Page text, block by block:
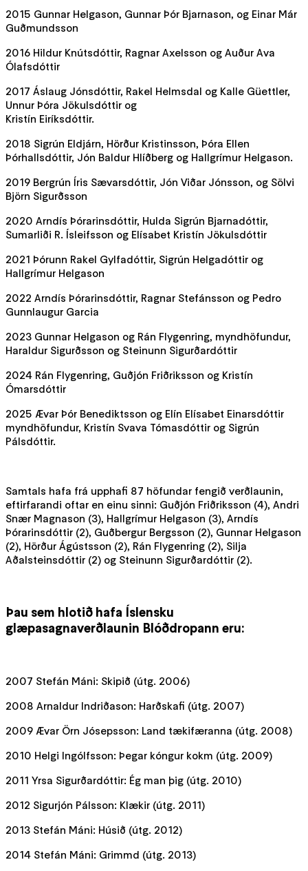
2015 Gunnar Helgason, Gunnar Þór Bjarnason, og Einar Már
Guðmundsson
2016 Hildur Knútsdóttir, Ragnar Axelsson og Auður Ava
Ólafsdóttir
2017 Áslaug Jónsdóttir, Rakel Helmsdal og Kalle Güettler,
Unnur Þóra Jökulsdóttir og
Kristín Eiríksdóttir.
2018 Sigrún Eldjárn, Hörður Kristinsson, Þóra Ellen
Þórhallsdóttir, Jón Baldur Hlíðberg og Hallgrímur Helgason.
2019 Bergrún Íris Sævarsdóttir, Jón Viðar Jónsson, og Sölvi
Björn Sigurðsson
2020 Arndís Þórarinsdóttir, Hulda Sigrún Bjarnadóttir,
Sumarliði R. Ísleifsson og Elísabet Kristín Jökulsdóttir
2021 Þórunn Rakel Gylfadóttir, Sigrún Helgadóttir og
Hallgrímur Helgason
2022 Arndís Þórarinsdóttir, Ragnar Stefánsson og Pedro
Gunnlaugur Garcia
2023 Gunnar Helgason og Rán Flygenring, myndhöfundur,
Haraldur Sigurðsson og Steinunn Sigurðardóttir
2024 Rán Flygenring, Guðjón Friðriksson og Kristín
Ómarsdóttir
2025 Ævar Þór Benediktsson og Elín Elísabet Einarsdóttir
myndhöfundur, Kristín Svava Tómasdóttir og Sigrún
Pálsdóttir.
Samtals hafa frá upphafi 87 höfundar fengið verðlaunin,
eftirfarandi oftar en einu sinni: Guðjón Friðriksson (4), Andri
Snær Magnason (3), Hallgrímur Helgason (3), Arndís
Þórarinsdóttir (2), Guðbergur Bergsson (2), Gunnar Helgason
(2), Hörður Ágústsson (2), Rán Flygenring (2), Silja
Aðalsteinsdóttir (2) og Steinunn Sigurðardóttir (2).
Þau sem hlotið hafa Íslensku
glæpasagnaverðlaunin Blóðdropann eru:
2007 Stefán Máni: Skipið (útg. 2006)
2008 Arnaldur Indriðason: Harðskafi (útg. 2007)
2009 Ævar Örn Jósepsson: Land tækifæranna (útg. 2008)
2010 Helgi Ingólfsson: Þegar kóngur kokm (útg. 2009)
2011 Yrsa Sigurðardóttir: Ég man þig (útg. 2010)
2012 Sigurjón Pálsson: Klækir (útg. 2011)
2013 Stefán Máni: Húsið (útg. 2012)
2014 Stefán Máni: Grimmd (útg. 2013)